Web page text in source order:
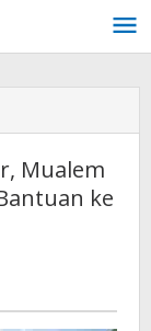
Mualem
ke